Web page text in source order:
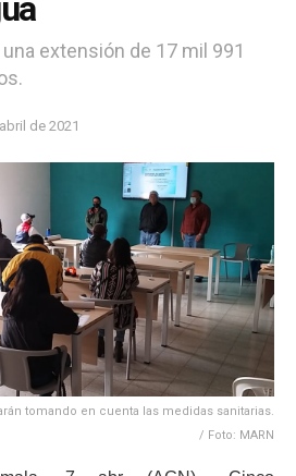
extensión de 17 mil 991
de 2021
tomando en cuenta las medidas sanitarias.
/ Foto: MARN